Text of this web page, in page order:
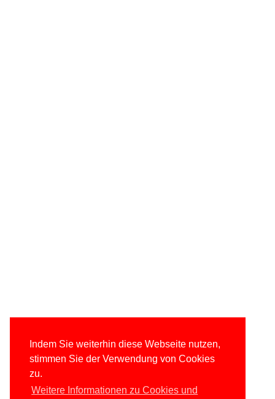
Indem Sie weiterhin diese Webseite nutzen,
stimmen Sie der Verwendung von Cookies
zu.
Weitere Informationen zu Cookies und